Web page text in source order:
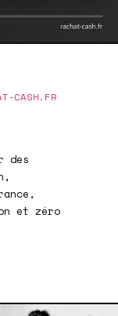
CASH.FR
des
et zéro